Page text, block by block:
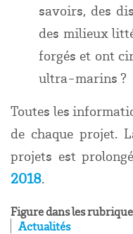
savoirs, des
des milieux
forgés et ont
ultra-marins ?
Toutes les
de chaque projet.
projets est
2018.
Figure dans les
Actualités